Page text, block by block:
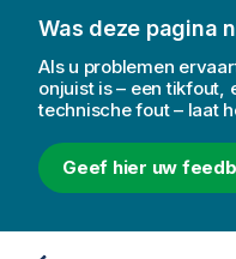
Was deze pagina
Als u problemen
onjuist is – een tikfout,
technische fout – laat
Geef hier uw